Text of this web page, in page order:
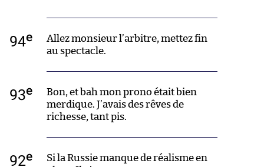
94e
Allez monsieur l’arbitre, mettez fin
au spectacle.
93e
Bon, et bah mon prono était bien
merdique. J’avais des rêves de
richesse, tant pis.
92e
Si la Russie manque de réalisme en